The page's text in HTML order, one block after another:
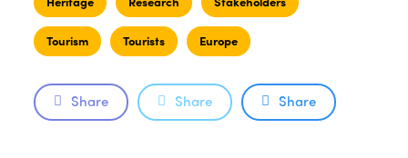
Tourism Tourists Europe
Share Share Share